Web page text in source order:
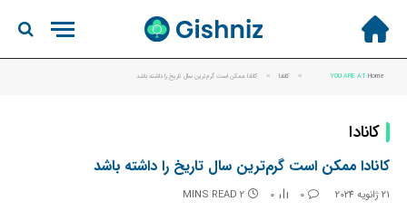
YOU ARE AT:Home
» کانادا » کانادا ممکن است گرم‌ترین سال تاریخ را داشته باشد
کانادا
کانادا ممکن است گرم‌ترین سال تاریخ را داشته باشد
21 ژانویه 2024 0
0
2 MINS READ